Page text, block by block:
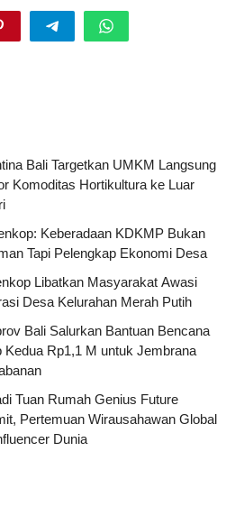
Bali Targetkan UMKM Langsung
Komoditas Hortikultura ke Luar
Keberadaan KDKMP Bukan
Tapi Pelengkap Ekonomi Desa
Libatkan Masyarakat Awasi
Desa Kelurahan Merah Putih
Bali Salurkan Bantuan Bencana
Kedua Rp1,1 M untuk Jembrana
Tuan Rumah Genius Future
Pertemuan Wirausahawan Global
Dunia